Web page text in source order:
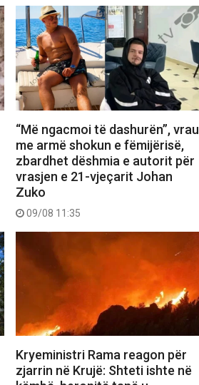
“Më ngacmoi të dashurën”, vrau
me armë shokun e fëmijërisë,
zbardhet dëshmia e autorit për
vrasjen e 21-vjeçarit Johan
Zuko
09/08 11:35
Kryeministri Rama reagon për
zjarrin në Krujë: Shteti ishte në